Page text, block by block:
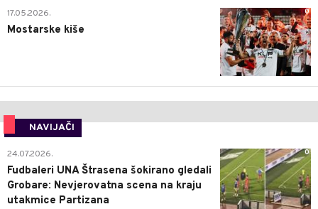
0
17.05.2026.
Mostarske kiše
NAVIJAČI
0
24.07.2026.
Fudbaleri UNA Štrasena šokirano gledali
Grobare: Nevjerovatna scena na kraju
utakmice Partizana